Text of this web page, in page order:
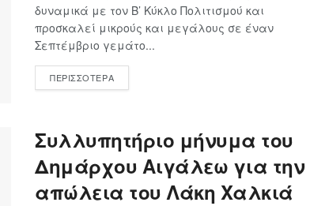
δυναμικά με τον Β’ Κύκλο Πολιτισμού και
προσκαλεί μικρούς και μεγάλους σε έναν
Σεπτέμβριο γεμάτο...
ΠΕΡΙΣΣΟΤΕΡΑ
Συλλυπητήριο μήνυμα του
Δημάρχου Αιγάλεω για την
απώλεια του Λάκη Χαλκιά